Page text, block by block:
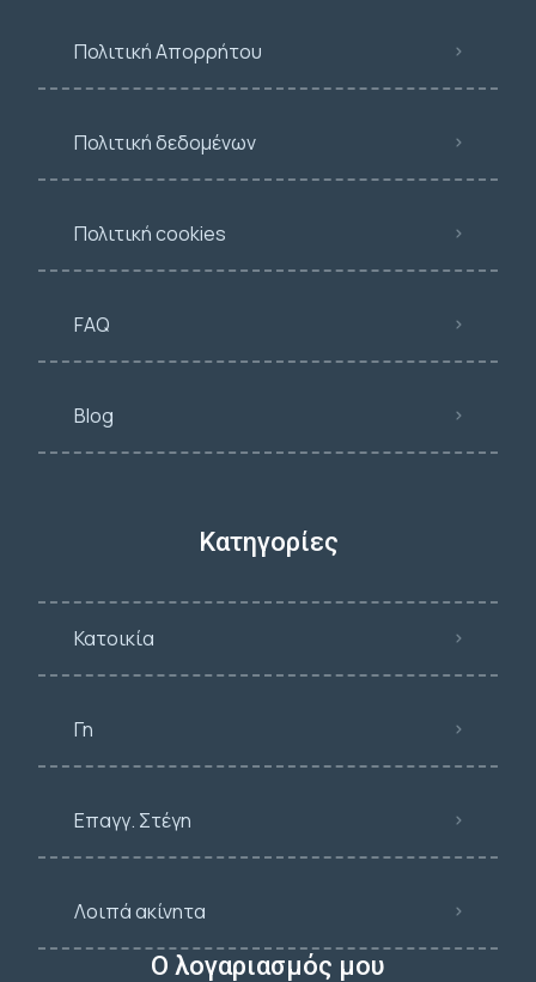
Πολιτική Απορρήτου
Πολιτική δεδομένων
Πολιτική cookies
FAQ
Blog
Κατηγορίες
Κατοικία
Γη
Επαγγ. Στέγη
Λοιπά ακίνητα
Ο λογαριασμός μου